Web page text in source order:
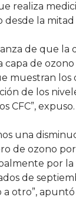
realiza
la mitad
de que la
de
muestran los
de los
CFC”, expuso.
una
de ozono
por
de
otro”,